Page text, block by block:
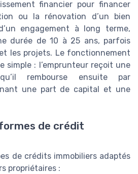
financier pour financer
ou la rénovation d’un bien
engagement à long terme,
durée de 10 à 25 ans, parfois
les projets. Le fonctionnement
simple : l’emprunteur reçoit une
rembourse ensuite par
une part de capital et une
de crédit
de crédits immobiliers adaptés
propriétaires :